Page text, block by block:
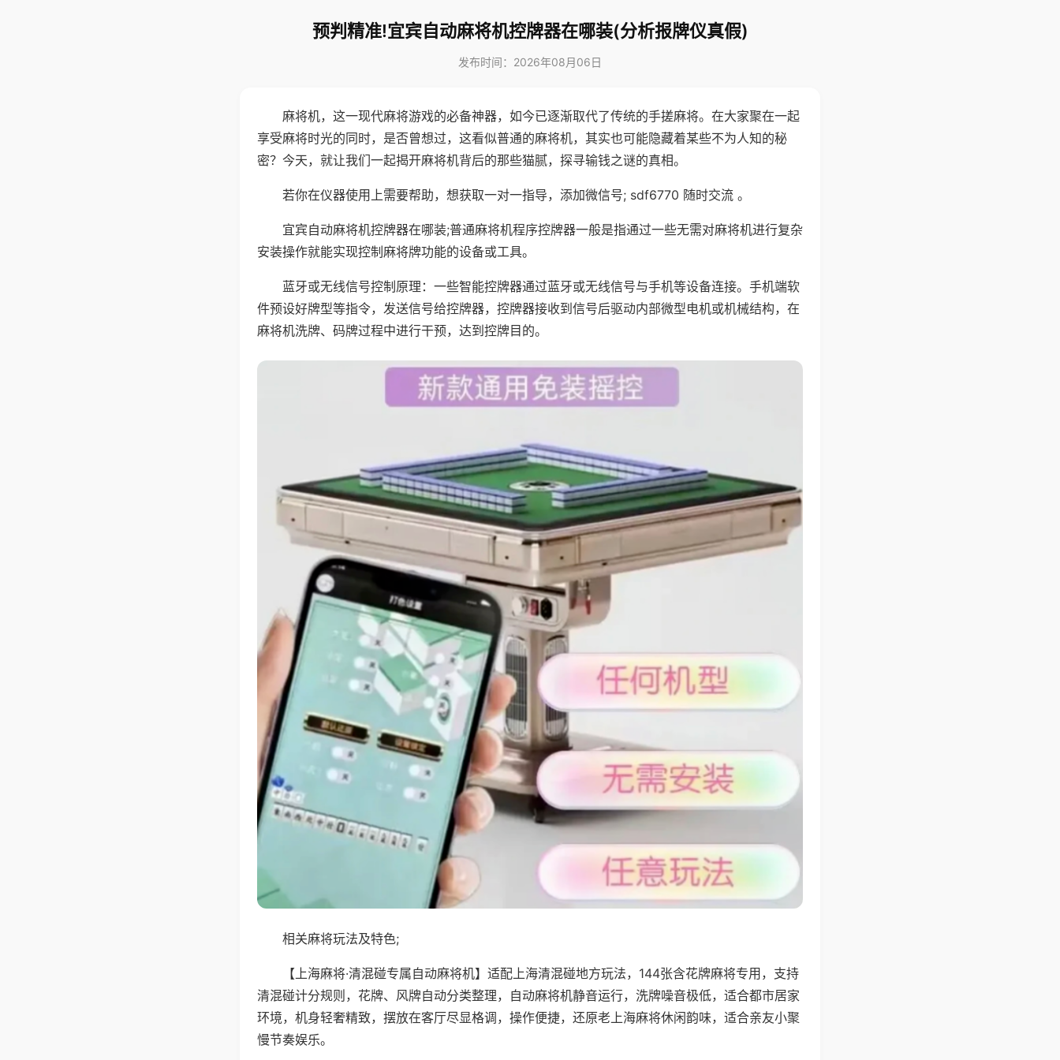
预判精准!宜宾自动麻将机控牌器在哪装(分析报牌仪真假)
发布时间：2026年08月06日
麻将机，这一现代麻将游戏的必备神器，如今已逐渐取代了传统的手搓麻将。在大家聚在一起
享受麻将时光的同时，是否曾想过，这看似普通的麻将机，其实也可能隐藏着某些不为人知的秘
密？今天，就让我们一起揭开麻将机背后的那些猫腻，探寻输钱之谜的真相。
若你在仪器使用上需要帮助，想获取一对一指导，添加微信号; sdf6770 随时交流 。
宜宾自动麻将机控牌器在哪装;普通麻将机程序控牌器一般是指通过一些无需对麻将机进行复杂
安装操作就能实现控制麻将牌功能的设备或工具。
蓝牙或无线信号控制原理：一些智能控牌器通过蓝牙或无线信号与手机等设备连接。手机端软
件预设好牌型等指令，发送信号给控牌器，控牌器接收到信号后驱动内部微型电机或机械结构，在
麻将机洗牌、码牌过程中进行干预，达到控牌目的。
相关麻将玩法及特色;
【上海麻将·清混碰专属自动麻将机】适配上海清混碰地方玩法，144张含花牌麻将专用，支持
清混碰计分规则，花牌、风牌自动分类整理，自动麻将机静音运行，洗牌噪音极低，适合都市居家
环境，机身轻奢精致，摆放在客厅尽显格调，操作便捷，还原老上海麻将休闲韵味，适合亲友小聚
慢节奏娱乐。